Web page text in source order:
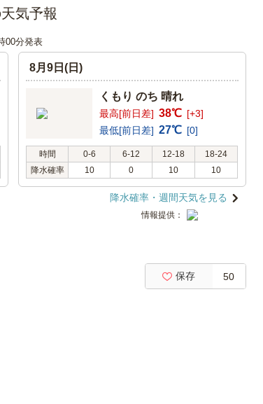
気予報
00分発表
8月9日(日)
くもり のち 晴れ
最高[前日差] 38℃ [+3]
最低[前日差] 27℃ [0]
時間 0-6 6-12 12-18
18-24
降水確率
10 0 10 10
降水確率・週間天気を見る
情報提供：
保存 50